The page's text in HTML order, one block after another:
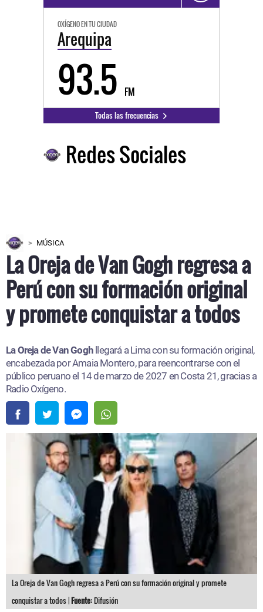
OXÍGENO EN TU CIUDAD
Arequipa
93.5 FM
Todas las frecuencias
Redes Sociales
MÚSICA
La Oreja de Van Gogh regresa a
Perú con su formación original
y promete conquistar a todos
La Oreja de Van Gogh llegará a Lima con su formación original,
encabezada por Amaia Montero, para reencontrarse con el
público peruano el 14 de marzo de 2027 en Costa 21, gracias a
Radio Oxígeno.
La Oreja de Van Gogh regresa a Perú con su formación original y promete
conquistar a todos |Fuente:Difusión